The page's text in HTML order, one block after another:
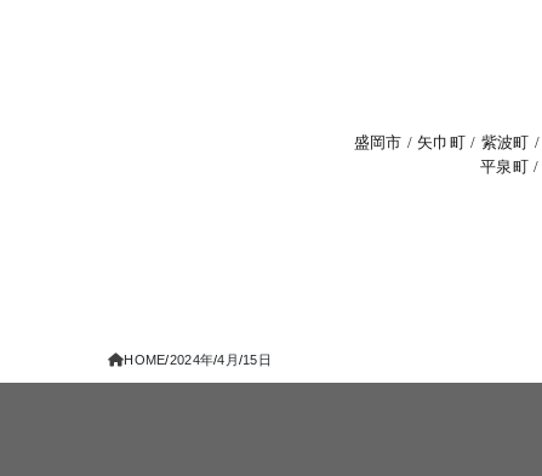
盛岡市 矢巾町 紫波町
平泉町
HOME 2024年 4月 15日